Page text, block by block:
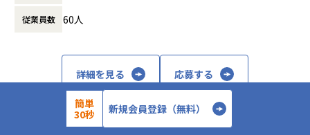
リングマネージャー、UIUXデザイナー
｜フォロー体制
プロダクトマネージャーとエンジニアリングマネージャーで
OJT体制でフォロー
説をもとにアイデアをスピード感持ってカタチにし、
チーム全員でソリューションを探索していきます。検証によ
って有効性が確認された仕組みは、
そのまま製品版としてサービス化していくため、モダンな技
します。sonar ATSは、応募者の管理、面接
ます。また、AIを活用したエントリーシート
選考支援機能も搭載しており、企業の採用活
動をさらに効率化します。
【★社風/文化】
Thinkingsの社風は、革新と協力を重視して
従業員数 60人
詳細を見る 応募する
簡単
30秒
新規会員登録（無料）